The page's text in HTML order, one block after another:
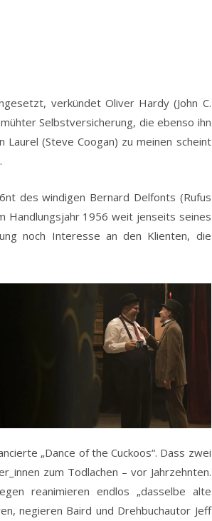
verkündet Oliver Hardy (John C.
Selbstversicherung, die ebenso ihn
Laurel (Steve Coogan) zu meinen scheint
des windigen Bernard Delfonts (Rufus
Handlungsjahr 1956 weit jenseits seines
noch Interesse an den Klienten, die
„Dance of the Cuckoos“. Dass zwei
zum Todlachen – vor Jahrzehnten.
reanimieren endlos „dasselbe alte
negieren Baird und Drehbuchautor Jeff